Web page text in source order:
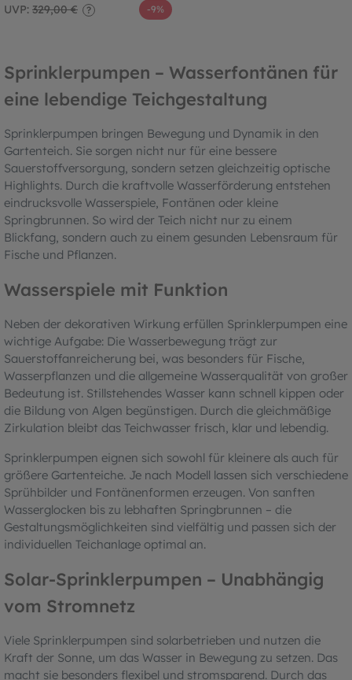
UVP: 329,00 € ? -9%
Sprinklerpumpen – Wasserfontänen für
eine lebendige Teichgestaltung
Sprinklerpumpen bringen Bewegung und Dynamik in den
Gartenteich. Sie sorgen nicht nur für eine bessere
Sauerstoffversorgung, sondern setzen gleichzeitig optische
Highlights. Durch die kraftvolle Wasserförderung entstehen
eindrucksvolle Wasserspiele, Fontänen oder kleine
Springbrunnen. So wird der Teich nicht nur zu einem
Blickfang, sondern auch zu einem gesunden Lebensraum für
Fische und Pflanzen.
Wasserspiele mit Funktion
Neben der dekorativen Wirkung erfüllen Sprinklerpumpen eine
wichtige Aufgabe: Die Wasserbewegung trägt zur
Sauerstoffanreicherung bei, was besonders für Fische,
Wasserpflanzen und die allgemeine Wasserqualität von großer
Bedeutung ist. Stillstehendes Wasser kann schnell kippen oder
die Bildung von Algen begünstigen. Durch die gleichmäßige
Zirkulation bleibt das Teichwasser frisch, klar und lebendig.
Sprinklerpumpen eignen sich sowohl für kleinere als auch für
größere Gartenteiche. Je nach Modell lassen sich verschiedene
Sprühbilder und Fontänenformen erzeugen. Von sanften
Wasserglocken bis zu lebhaften Springbrunnen – die
Gestaltungsmöglichkeiten sind vielfältig und passen sich der
individuellen Teichanlage optimal an.
Solar-Sprinklerpumpen – Unabhängig
vom Stromnetz
Viele Sprinklerpumpen sind solarbetrieben und nutzen die
Kraft der Sonne, um das Wasser in Bewegung zu setzen. Das
macht sie besonders flexibel und stromsparend. Durch das